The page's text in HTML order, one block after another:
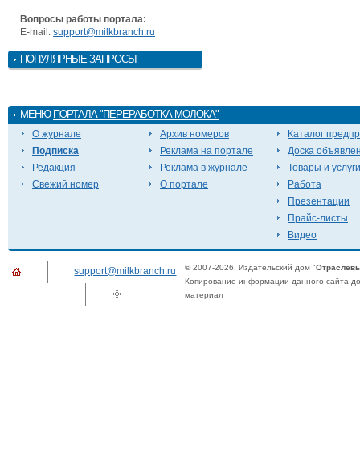
Вопросы работы портала:
E-mail: support@milkbranch.ru
ПОПУЛЯРНЫЕ ЗАПРОСЫ
МЕНЮ ПОРТАЛА "ПЕРЕРАБОТКА МОЛОКА"
О журнале
Подписка
Редакция
Свежий номер
Архив номеров
Реклама на портале
Реклама в журнале
О портале
Каталог
Доска
Товары и услуги
Работа
Презентации
Прайс-листы
Видео
support@milkbranch.ru © 2007-2026. Издательский дом "
Копирование информации данного сайта
материал